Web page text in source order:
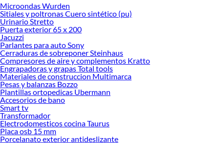
Desde remodelaciones hasta proyectos de decoración, estamos aquí para hacer
tus ideas realidad. ¡Visítanos y encuentra todo lo que tenemos para ofrecerte en
Pinturas especiales y por material!
Explora la variedad de productos de Pinturas especiales y por material
en Sodimac
Herramientas, materiales y accesorios de calidad para tus proyectos y
renovación de espacios. ¡Visítanos y descubre todo lo que tenemos para
ofrecerte!
Encuentra una amplia variedad de productos de Pinturas especiales y por
material en Sodimac. Encuentra todo lo necesario para tus proyectos de
renovación y decoración. ¡Visítanos y haz tus ideas realidad!
Microondas Wurden
Sitiales y poltronas Cuero sintético (pu)
Urinario Stretto
Puerta exterior 65 x 200
Jacuzzi
Parlantes para auto Sony
Cerraduras de sobreponer Steinhaus
Compresores de aire y complementos Kratto
Engrapadoras y grapas Total tools
Materiales de construccion Multimarca
Pesas y balanzas Bozzo
Plantillas ortopedicas Ubermann
Accesorios de bano
Smart tv
Transformador
Electrodomesticos cocina Taurus
Placa osb 15 mm
Porcelanato exterior antideslizante